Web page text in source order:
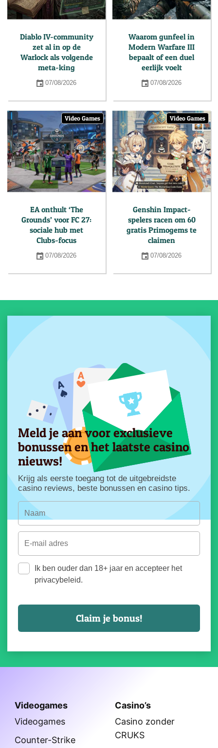
Diablo IV-community
zet al in op de
Warlock als volgende
meta-king
07/08/2026
Waarom gunfeel in
Modern Warfare III
bepaalt of een duel
eerlijk voelt
07/08/2026
Video Games
EA onthult ‘The
Grounds’ voor FC 27:
sociale hub met
Clubs-focus
07/08/2026
Video Games
Genshin Impact-
spelers racen om 60
gratis Primogems te
claimen
07/08/2026
Meld je aan voor exclusieve
bonussen en het laatste casino
nieuws!
Krijg als eerste toegang tot de uitgebreidste
casino reviews, beste bonussen en casino tips.
Ik ben ouder dan 18+ jaar en accepteer het
privacybeleid.
Videogames
Videogames
Counter-Strike
Casino’s
Casino zonder
CRUKS